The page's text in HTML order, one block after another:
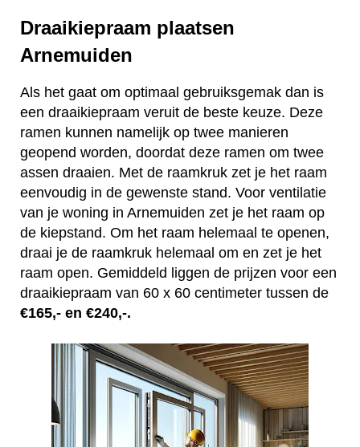
Draaikiepraam plaatsen
Arnemuiden
Als het gaat om optimaal gebruiksgemak dan is
een draaikiepraam veruit de beste keuze. Deze
ramen kunnen namelijk op twee manieren
geopend worden, doordat deze ramen om twee
assen draaien. Met de raamkruk zet je het raam
eenvoudig in de gewenste stand. Voor ventilatie
van je woning in Arnemuiden zet je het raam op
de kiepstand. Om het raam helemaal te openen,
draai je de raamkruk helemaal om en zet je het
raam open. Gemiddeld liggen de prijzen voor een
draaikiepraam van 60 x 60 centimeter tussen de
€165,- en €240,-.